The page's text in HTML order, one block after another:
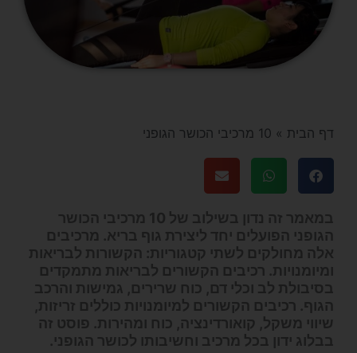
דף הבית » 10 מרכיבי הכושר הגופני
במאמר זה נדון בשילוב של 10 מרכיבי הכושר
הגופני הפועלים יחד ליצירת גוף בריא. מרכיבים
אלה מחולקים לשתי קטגוריות: הקשורות לבריאות
ומיומנויות. רכיבים הקשורים לבריאות מתמקדים
בסיבולת לב וכלי דם, כוח שרירים, גמישות והרכב
הגוף. רכיבים הקשורים למיומנויות כוללים זריזות,
שיווי משקל, קואורדינציה, כוח ומהירות. פוסט זה
בבלוג ידון בכל מרכיב וחשיבותו לכושר הגופני.